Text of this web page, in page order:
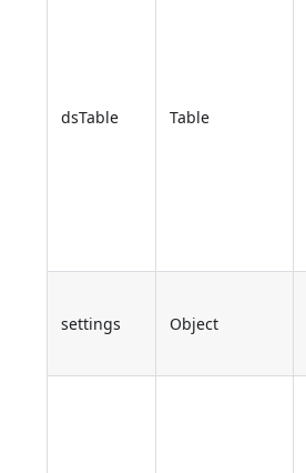
dsTable Table
settings Object